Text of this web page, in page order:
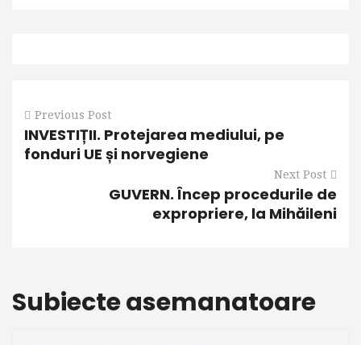
Previous Post
INVESTIȚII. Protejarea mediului, pe
fonduri UE și norvegiene
Next Post
GUVERN. Încep procedurile de
expropriere, la Mihăileni
Subiecte asemanatoare